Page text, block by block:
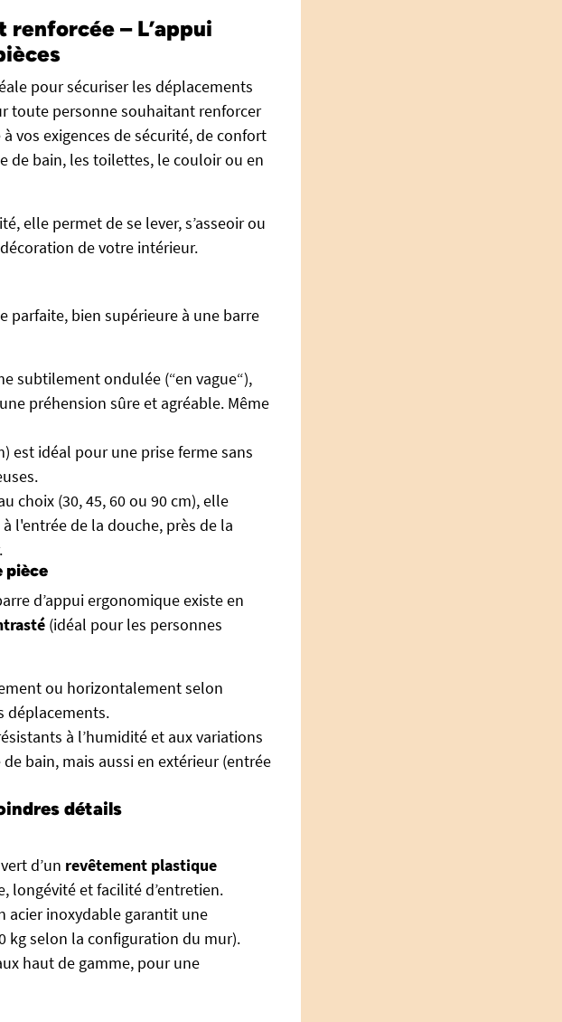
– L’appui
pour sécuriser les déplacements
toute personne souhaitant renforcer
vos exigences de sécurité, de confort
de bain, les toilettes, le couloir ou en
elle permet de se lever, s’asseoir ou
de votre intérieur.
parfaite, bien supérieure à une barre
subtilement ondulée (“en vague“),
préhension sûre et agréable. Même
est idéal pour une prise ferme sans
choix (30, 45, 60 ou 90 cm), elle
l'entrée de la douche, près de la
pièce
d’appui ergonomique existe en
(idéal pour les personnes
ou horizontalement selon
déplacements.
à l’humidité et aux variations
bain, mais aussi en extérieur (entrée
détails
d’un revêtement plastique
longévité et facilité d’entretien.
acier inoxydable garantit une
kg selon la configuration du mur).
haut de gamme, pour une